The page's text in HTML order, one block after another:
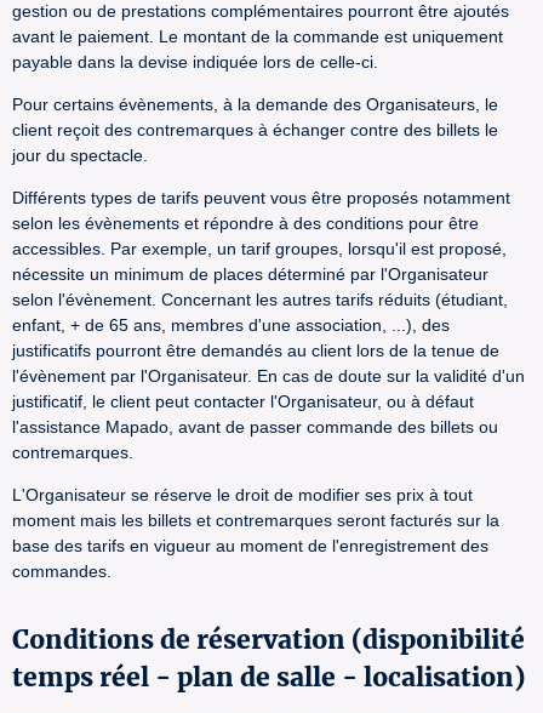
gestion ou de prestations complémentaires pourront être ajoutés
avant le paiement. Le montant de la commande est uniquement
payable dans la devise indiquée lors de celle-ci.
Pour certains évènements, à la demande des Organisateurs, le
client reçoit des contremarques à échanger contre des billets le
jour du spectacle.
Différents types de tarifs peuvent vous être proposés notamment
selon les évènements et répondre à des conditions pour être
accessibles. Par exemple, un tarif groupes, lorsqu'il est proposé,
nécessite un minimum de places déterminé par l'Organisateur
selon l'évènement. Concernant les autres tarifs réduits (étudiant,
enfant, + de 65 ans, membres d'une association, ...), des
justificatifs pourront être demandés au client lors de la tenue de
l'évènement par l'Organisateur. En cas de doute sur la validité d'un
justificatif, le client peut contacter l'Organisateur, ou à défaut
l'assistance Mapado, avant de passer commande des billets ou
contremarques.
L'Organisateur se réserve le droit de modifier ses prix à tout
moment mais les billets et contremarques seront facturés sur la
base des tarifs en vigueur au moment de l'enregistrement des
commandes.
Conditions de réservation (disponibilité
temps réel - plan de salle - localisation)